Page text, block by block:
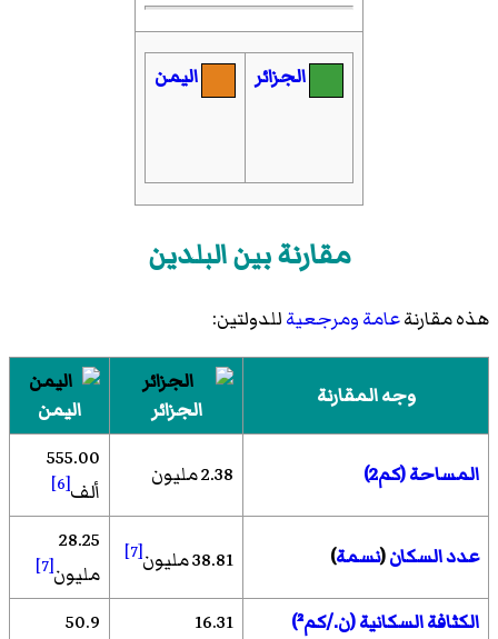
الجزائر اليمن
مقارنة بين البلدين
هذه مقارنةعامةومرجعيةللدولتين:
وجه المقارنة الجزائر اليمن
المساحة (كم2) 2.38 مليون
555.00
ألف[6]
عدد السكان(نسمة) 38.81 مليون [7]
28.25
مليون[7]
الكثافة السكانية (ن./كم²) 16.31
50.9